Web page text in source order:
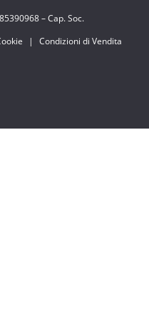
– Cap. Soc.
|
Condizioni di Vendita